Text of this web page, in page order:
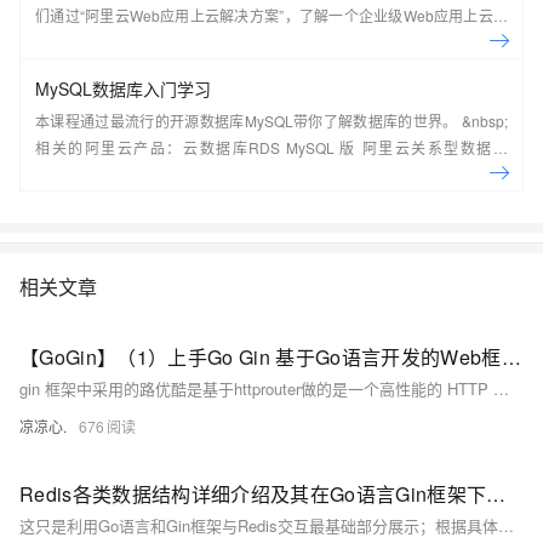
们通过“阿里云Web应用上云解决方案”，了解一个企业级Web应用上云的
MySQL数据库入门学习
本课程通过最流行的开源数据库MySQL带你了解数据库的世界。 &nbsp;
相关的阿里云产品：云数据库RDS MySQL 版 阿里云关系型数据库
RDS（Relational Database Service）是一种稳定可靠、可弹性伸缩的在
相关文章
【GoGin】（1）上手Go Gin 基于Go语言开发的Web框架，本文介绍了各种路由的配置信息；包含各场景下请求参数的基本传入接收
gin 框架中采用的路优酷是基于httprouter做的是一个高性能的 HTTP 请求路由器，适用于 Go 语言。它的设计目标是提供高效的路由匹配和低内存占用，特别适合需要高性能和简单路由的应用场景。
凉凉心. 676
Redis各类数据结构详细介绍及其在Go语言Gin框架下实践应用
这只是利用Go语言和Gin框架与Redis交互最基础部分展示；根据具体业务需求可能需要更复杂查询、事务处理或订阅发布功能实现更多高级特性应用场景。